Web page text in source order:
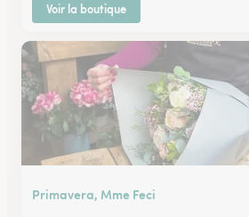
Voir la boutique
Primavera, Mme Feci